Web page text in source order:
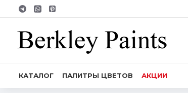
КАТАЛОГ ПАЛИТРЫ ЦВЕТОВ АКЦИИ